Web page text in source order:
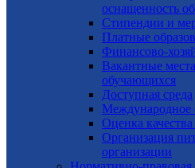
оснащенность
Стипендии и
Платные
Финансово-
Вакантные
обучающихся
Доступная среда
Международное
Оценка
Организация
организации